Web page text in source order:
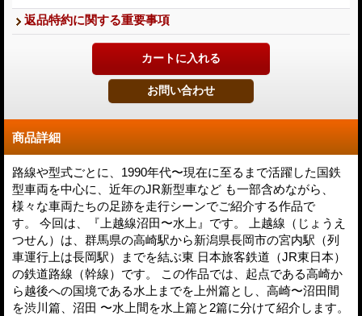
返品特約に関する重要事項
商品詳細
路線や型式ごとに、1990年代〜現在に至るまで活躍した国鉄
型車両を中心に、近年のJR新型車など も一部含めながら、
様々な車両たちの足跡を走行シーンでご紹介する作品で
す。 今回は、『上越線沼田〜水上』です。 上越線（じょうえ
つせん）は、群馬県の高崎駅から新潟県長岡市の宮内駅（列
車運行上は長岡駅）までを結ぶ東 日本旅客鉄道（JR東日本）
の鉄道路線（幹線）です。 この作品では、起点である高崎か
ら越後への国境である水上までを上州篇とし、高崎〜沼田間
を渋川篇、沼田 〜水上間を水上篇と2篇に分けて紹介します。